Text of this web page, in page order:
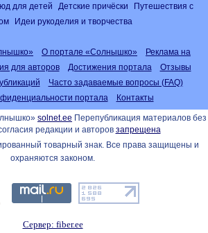
для детей
Детские причёски
Путешествия с
Идеи рукоделия и творчества
О портале «Солнышко»
Реклама на
для авторов Достижения портала
Отзывы
Часто задаваемые вопросы (FAQ)
портала
Контакты
solnet.ee Перепубликация материалов без
редакции и авторов запрещена
товарный знак. Все права защищены и
охраняются законом.
Сервер: fiber.ee